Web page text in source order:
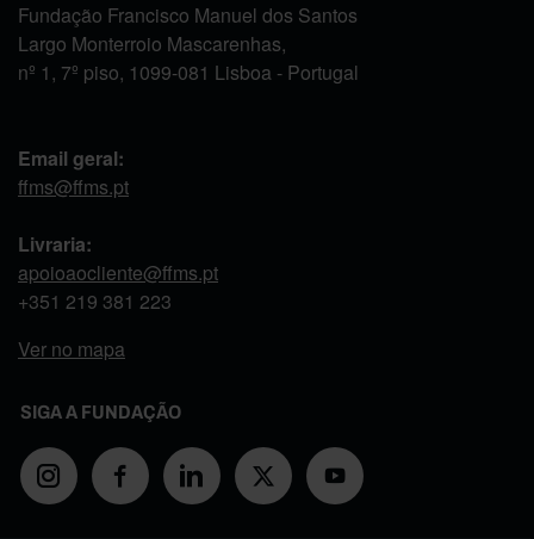
Fundação Francisco Manuel dos Santos
Largo Monterroio Mascarenhas,
nº 1, 7º piso, 1099-081 Lisboa - Portugal
Email geral:
ffms@ffms.pt
Livraria:
apoioaocliente@ffms.pt
+351 219 381 223
Ver no mapa
SIGA A FUNDAÇÃO